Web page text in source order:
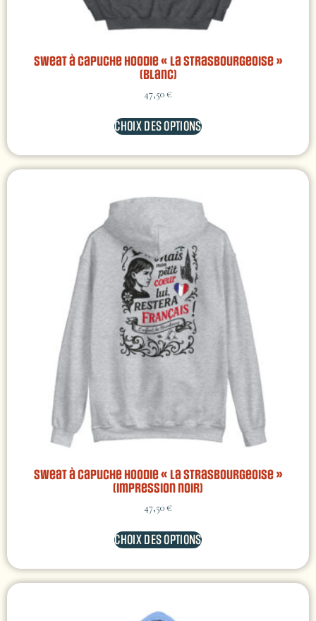
Sweat à capuche hoodie « La Strasbourgeoise »
(Blanc)
47,50€
CHOIX DES OPTIONS
Sweat à capuche Hoodie « La Strasbourgeoise »
(impression noir)
47,50€
CHOIX DES OPTIONS